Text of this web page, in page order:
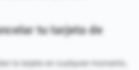
tu tarjeta de
la tarjeta en cualquier momento,